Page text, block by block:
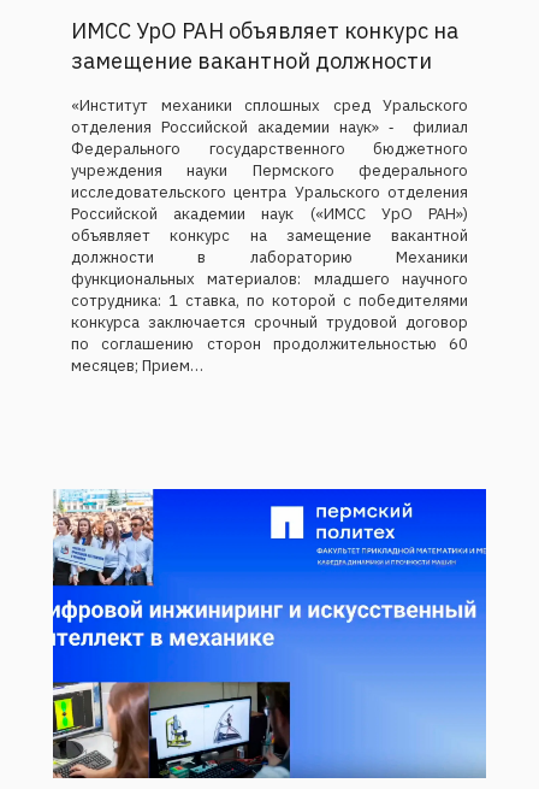
ИМСС УрО РАН объявляет конкурс на
замещение вакантной должности
«Институт механики сплошных сред Уральского
отделения Российской академии наук» ‑ филиал
Федерального государственного бюджетного
учреждения науки Пермского федерального
исследовательского центра Уральского отделения
Российской академии наук («ИМСС УрО РАН»)
объявляет конкурс на замещение вакантной
должности в лабораторию Механики
функциональных материалов: младшего научного
сотрудника: 1 ставка, по которой с победителями
конкурса заключается срочный трудовой договор
по соглашению сторон продолжительностью 60
месяцев; Прием…